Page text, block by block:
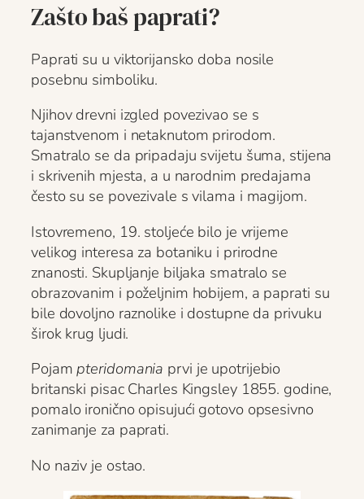
Zašto baš paprati?
Paprati su u viktorijansko doba nosile
posebnu simboliku.
Njihov drevni izgled povezivao se s
tajanstvenom i netaknutom prirodom.
Smatralo se da pripadaju svijetu šuma, stijena
i skrivenih mjesta, a u narodnim predajama
često su se povezivale s vilama i magijom.
Istovremeno, 19. stoljeće bilo je vrijeme
velikog interesa za botaniku i prirodne
znanosti. Skupljanje biljaka smatralo se
obrazovanim i poželjnim hobijem, a paprati su
bile dovoljno raznolike i dostupne da privuku
širok krug ljudi.
Pojampteridomania prvi je upotrijebio
britanski pisac Charles Kingsley 1855. godine,
pomalo ironično opisujući gotovo opsesivno
zanimanje za paprati.
No naziv je ostao.